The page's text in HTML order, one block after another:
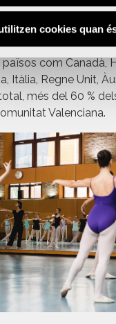
cookies quan
procedència dels
la notorietat
amb el pas de
com Canadà,
Itàlia, Regne Unit,
més del 60 %
Valenciana.